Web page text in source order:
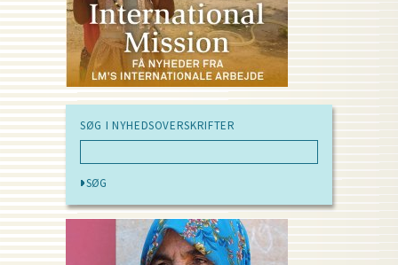
SØG I NYHEDSOVERSKRIFTER